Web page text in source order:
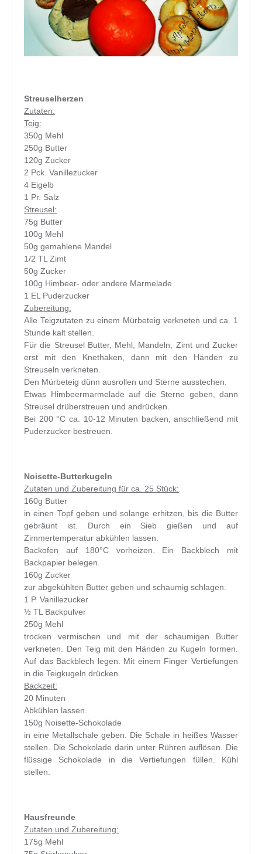
Streuselherzen
Zutaten:
Teig:
350g Mehl
250g Butter
120g Zucker
2 Pck. Vanillezucker
4 Eigelb
1 Pr. Salz
Streusel:
75g Butter
100g Mehl
50g gemahlene Mandel
1/2 TL Zimt
50g Zucker
100g Himbeer- oder andere Marmelade
1 EL Puderzucker
Zubereitung:
Alle Teigzutaten zu einem Mürbeteig verkneten und ca. 1
Stunde kalt stellen.
Für die Streusel Butter, Mehl, Mandeln, Zimt und Zucker
erst mit den Knethaken, dann mit den Händen zu
Streuseln verkneten.
Den Mürbeteig dünn ausrollen und Sterne ausstechen.
Etwas Himbeermarmelade auf die Sterne geben, dann
Streusel drüberstreuen und andrücken.
Bei 200 °C ca. 10-12 Minuten backen, anschließend mit
Puderzucker bestreuen.
Noisette-Butterkugeln
Zutaten und Zubereitung für ca. 25 Stück:
160g Butter
in einen Topf geben und solange erhitzen, bis die Butter
gebräunt ist. Durch ein Sieb gießen und auf
Zimmertemperatur abkühlen lassen.
Backofen auf 180°C vorheizen. Ein Backblech mit
Backpapier belegen.
160g Zucker
zur abgekühlten Butter geben und schaumig schlagen.
1 P. Vanillezucker
½ TL Backpulver
250g Mehl
trocken vermischen und mit der schaumigen Butter
verkneten. Den Teig mit den Händen zu Kugeln formen.
Auf das Backblech legen. Mit einem Finger Vertiefungen
in die Teigkugeln drücken.
Backzeit:
20 Minuten
Abkühlen lassen.
150g Noisette-Schokolade
in eine Metallschale geben. Die Schale in heißes Wasser
stellen. Die Schokolade darin unter Rühren auflösen. Die
flüssige Schokolade in die Vertiefungen füllen. Kühl
stellen.
Hausfreunde
Zutaten und Zubereitung:
175g Mehl